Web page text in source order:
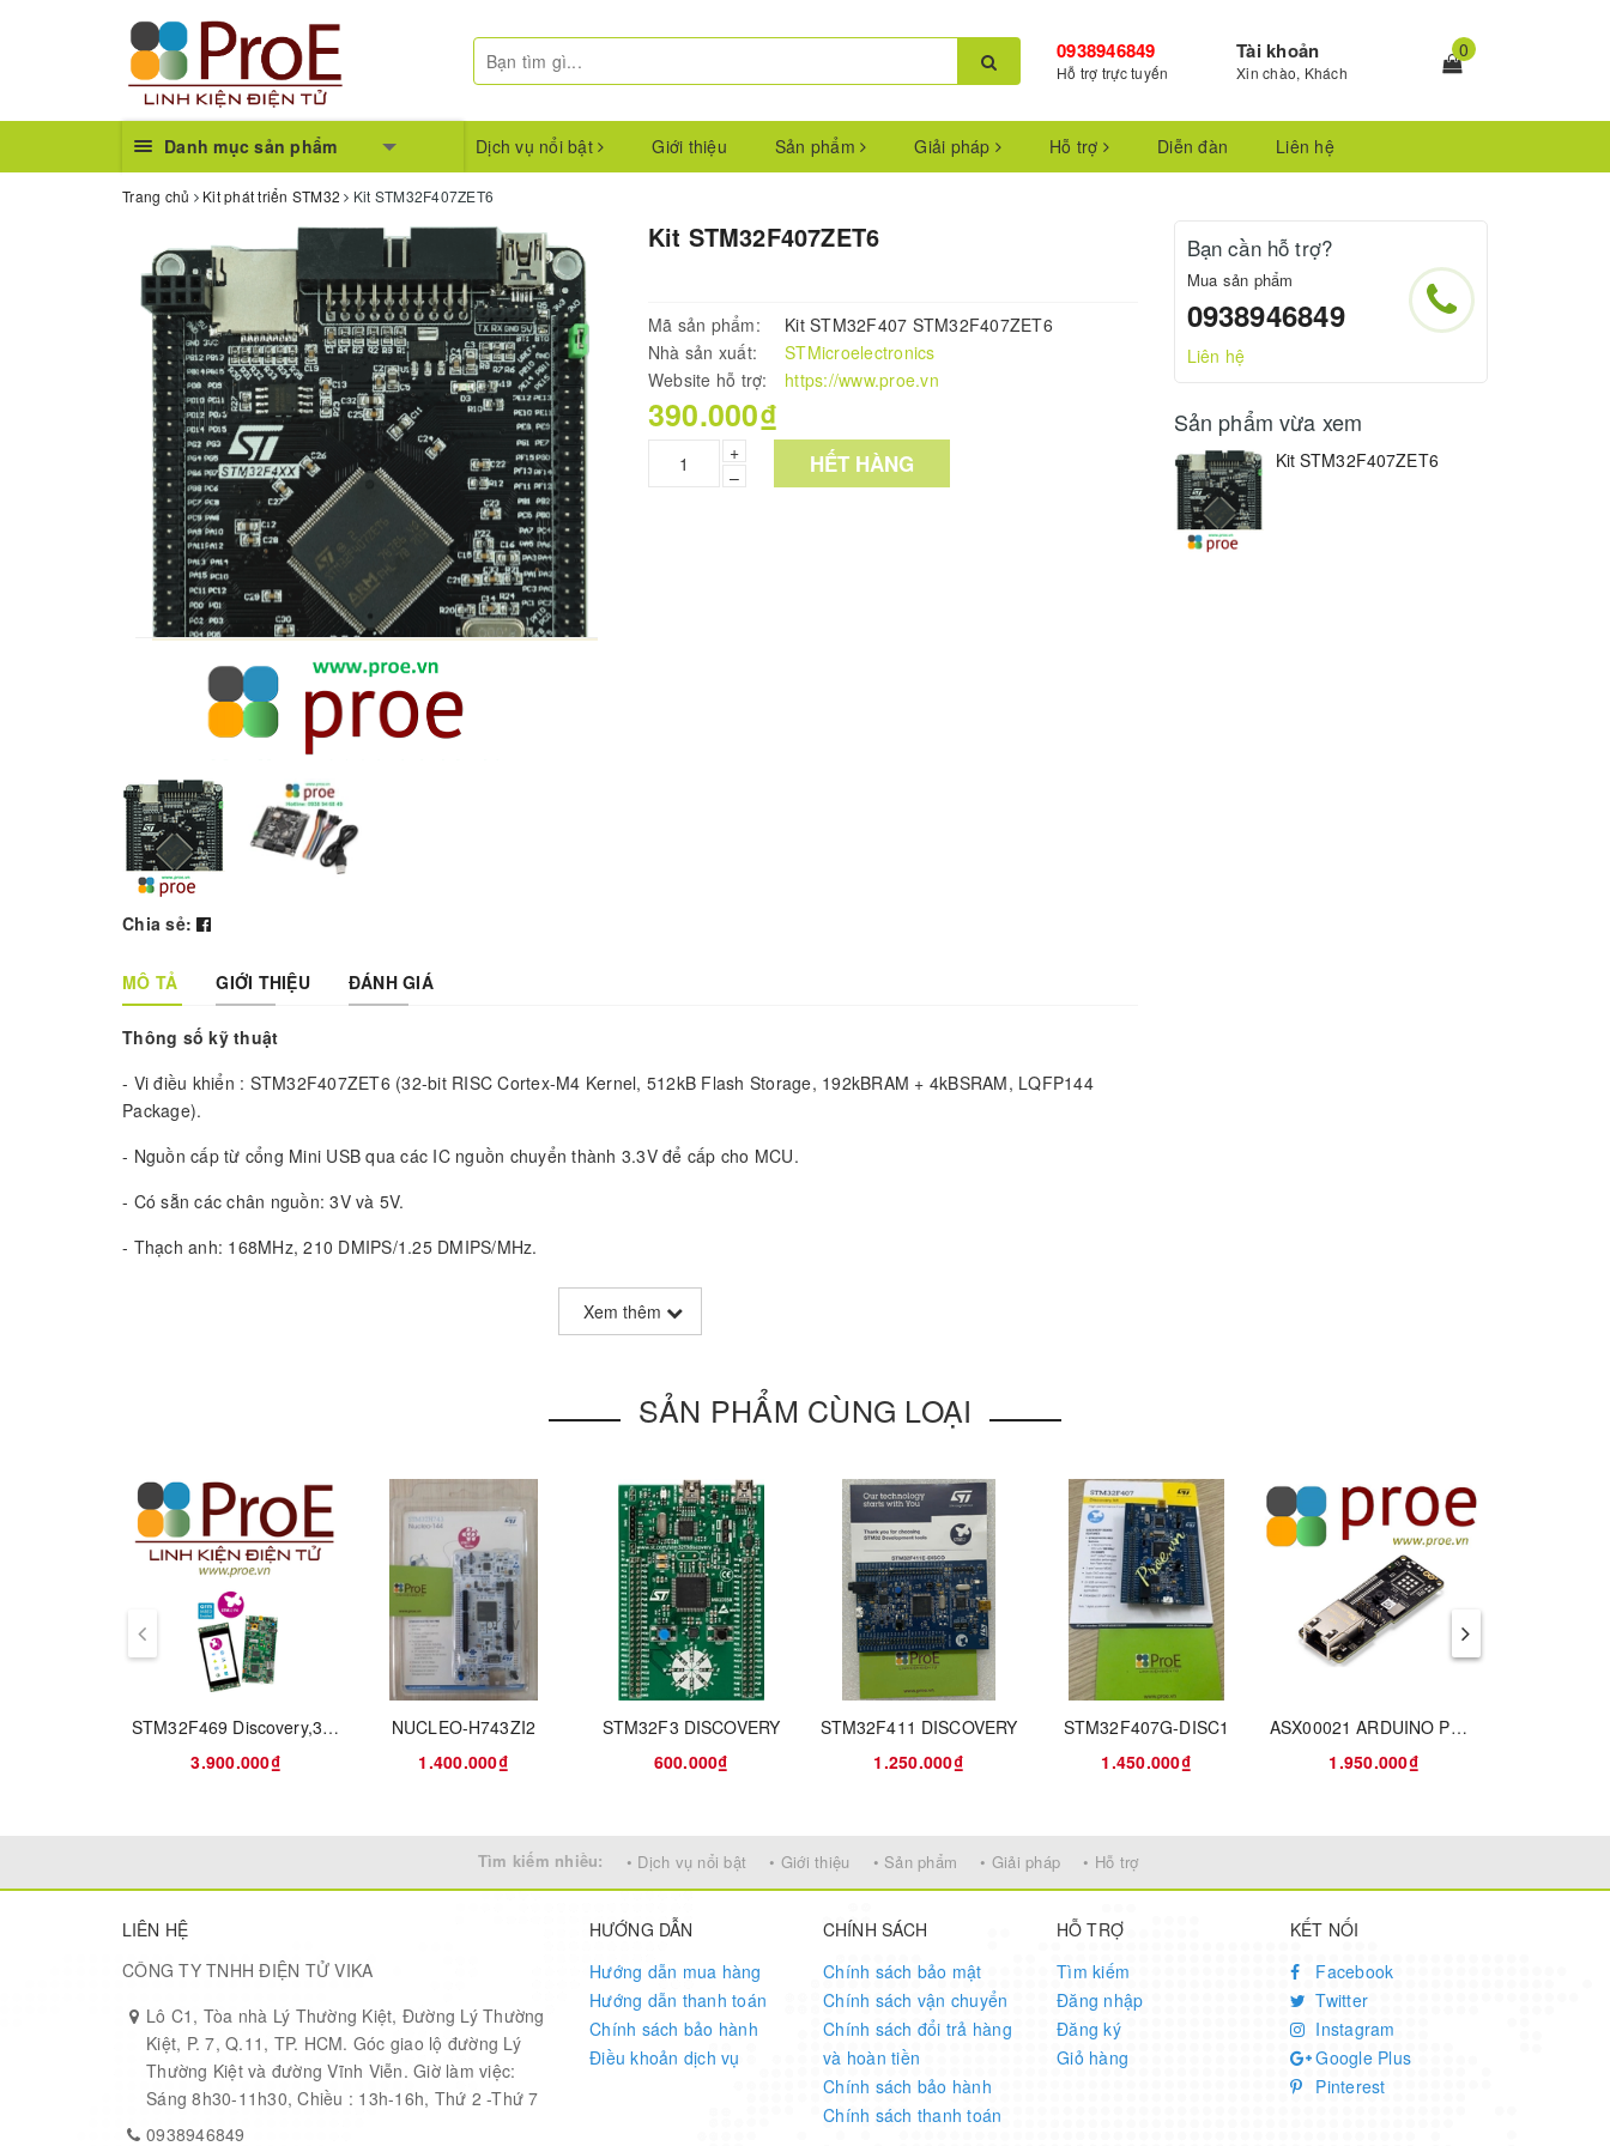
0938946849
Hỗ trợ trực tuyến
Tài khoản
Xin chào, Khách
0
Danh mục sản phẩm Dịch vụ nổi bật Giới thiệu Sản phẩm Giải pháp Hỗ trợ Diễn đàn Liên hệ
Trang chủ Kit phát triển STM32 Kit STM32F407ZET6
Chia sẻ:
Kit STM32F407ZET6
Mã sản phẩm:
Kit STM32F407 STM32F407ZET6
Nhà sản xuất:
STMicroelectronics
Website hỗ trợ:
https://www.proe.vn
390.000₫
+
–
HẾT HÀNG
MÔ TẢ GIỚI THIỆU ĐÁNH GIÁ
Thông số kỹ thuật
- Vi điều khiển : STM32F407ZET6 (32-bit RISC Cortex-M4 Kernel, 512kB Flash Storage, 192kBRAM + 4kBSRAM, LQFP144
Package).
- Nguồn cấp từ cổng Mini USB qua các IC nguồn chuyển thành 3.3V để cấp cho MCU.
- Có sẵn các chân nguồn: 3V và 5V.
- Thạch anh: 168MHz, 210 DMIPS/1.25 DMIPS/MHz.
- Chuẩn truyền thông: 3 SPI, 3 2xUART, USART, 2 I2C, 1 SDIO, 2 CAN, LX, USB 2 controller FS/HS (dedicated A with LX)
- 3x AD(12, LUS, time 24), 2xDA (12bit).
- Cổng kết nối SD Card.
- Pin RTC: CR1220.
- IC Flash: W25Q16.
- Hỗ trợ chân cắm LCD TFT cảm ứng điện dung.
- Hỗ trợ khe cắm wifi NRF24L01.
- Hỗ trợ thạch anh ngoài 8MHz & 32, 768kHz.
Xem thêm
Bạn cần hỗ trợ?
Mua sản phẩm
0938946849
Liên hệ
Sản phẩm vừa xem
Kit STM32F407ZET6
SẢN PHẨM CÙNG LOẠI
STM32F469 Discovery,32F469IDISCOVERY-Discovery kit with STM32F469NI MCU
3.900.000₫
NUCLEO-H743ZI2
1.400.000₫
STM32F3 DISCOVERY
600.000₫
STM32F411 DISCOVERY
1.250.000₫
STM32F407G-DISC1
1.450.000₫
ASX00021 ARDUINO PORTENTA VISION SHIELD
1.950.000₫
prev
Tìm kiếm nhiều: • Dịch vụ nổi bật • Giới thiệu • Sản phẩm • Giải pháp • Hỗ trợ
LIÊN HỆ
CÔNG TY TNHH ĐIỆN TỬ VIKA
Lô C1, Tòa nhà Lý Thường Kiệt, Đường Lý Thường
Kiệt, P. 7, Q.11, TP. HCM. Góc giao lộ đường Lý
Thường Kiệt và đường Vĩnh Viễn. Giờ làm việc:
Sáng 8h30-11h30, Chiều : 13h-16h, Thứ 2 -Thứ 7
0938946849
HƯỚNG DẪN
Hướng dẫn mua hàng
Hướng dẫn thanh toán
Chính sách bảo hành
Điều khoản dịch vụ
CHÍNH SÁCH
Chính sách bảo mật
Chính sách vận chuyển
Chính sách đổi trả hàng
và hoàn tiền
Chính sách bảo hành
Chính sách thanh toán
HỖ TRỢ
Tìm kiếm
Đăng nhập
Đăng ký
Giỏ hàng
KẾT NỐI
Facebook
Twitter
Instagram
Google Plus
Pinterest